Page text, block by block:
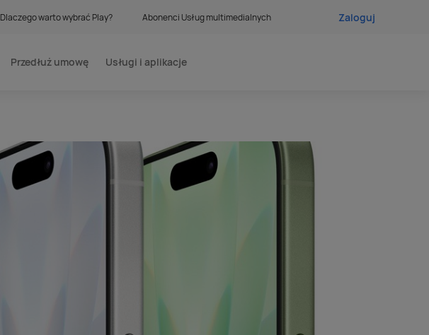
Dlaczego warto wybrać Play? Abonenci Usług multimedialnych Zaloguj
Przedłuż umowę Usługi i aplikacje